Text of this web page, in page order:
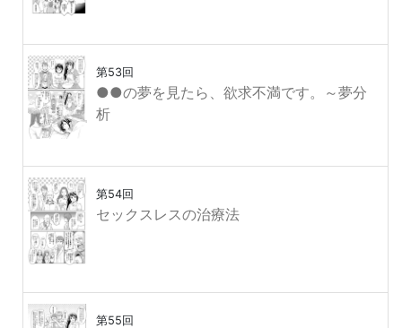
第53回
●●の夢を見たら、欲求不満です。～夢分
析
第54回
セックスレスの治療法
第55回